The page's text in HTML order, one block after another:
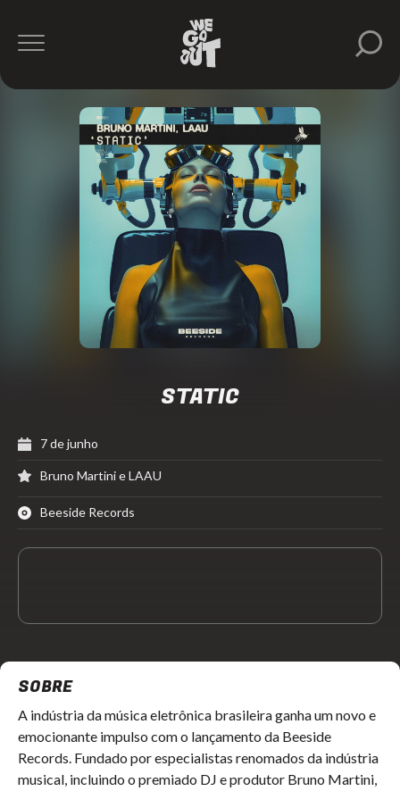
STATIC
7 de junho
Bruno Martini e LAAU
Beeside Records
SOBRE
A indústria da música eletrônica brasileira ganha um novo e
emocionante impulso com o lançamento da Beeside
Records. Fundado por especialistas renomados da indústria
musical, incluindo o premiado DJ e produtor Bruno Martini,